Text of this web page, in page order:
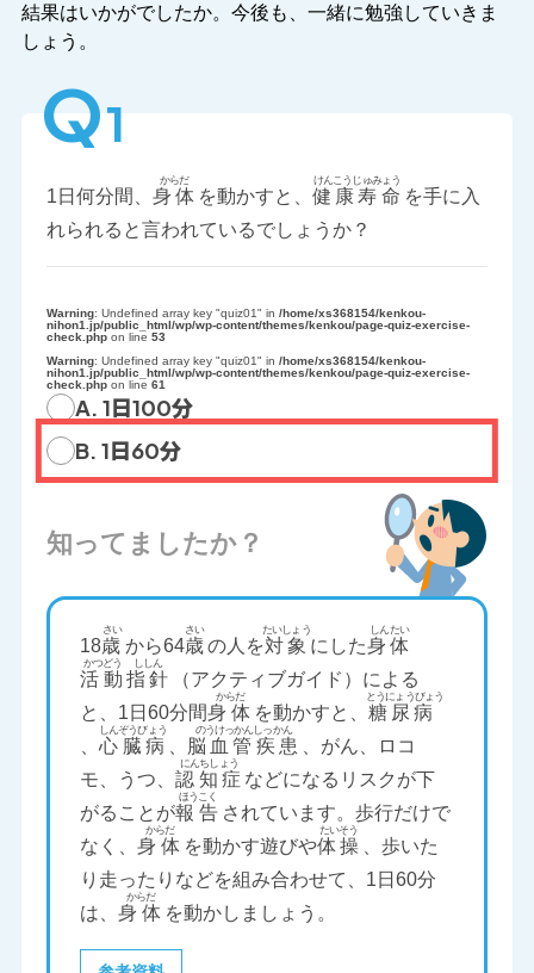
結果はいかがでしたか。今後も、一緒に勉強していきま
しょう。
Q1
1日何分間、 身体 を動かすと、 健康寿命 を手に入
れられると言われているでしょうか？
Warning: Undefined array key "quiz01" in /home/xs368154/kenkou-
nihon1.jp/public_html/wp/wp-content/themes/kenkou/page-quiz-exercise-
check.phpon line 53
Warning: Undefined array key "quiz01" in /home/xs368154/kenkou-
nihon1.jp/public_html/wp/wp-content/themes/kenkou/page-quiz-exercise-
check.phpon line 61
A. 1日100分
B. 1日60分
知ってましたか？
18歳 から64歳の人を対象 にした身体
活動 指針
（アクティブガイド）による
と、1日60分間身体 を動かすと、 糖尿病
、心臓病 、 脳血管疾患 、がん、ロコ
モ、うつ、認知症 などになるリスクが下
がることが報告 されています。歩行だけで
なく、身体 を動かす遊びや体操 、歩いた
り走ったりなどを組み合わせて、1日60分
は、身体 を動かしましょう。